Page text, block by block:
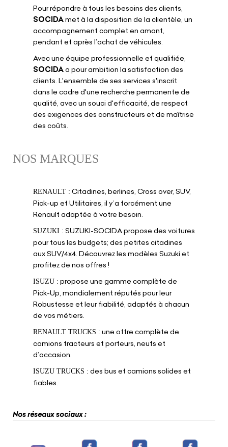
Pour répondre à tous les besoins des clients,
SOCIDAmet à la disposition de la clientèle, un
accompagnement complet en amont,
pendant et après l’achat de véhicules.
Avec une équipe professionnelle et qualifiée,
SOCIDAa pour ambition la satisfaction des
clients. L'ensemble de ses services s'inscrit
dans le cadre d'une recherche permanente de
qualité, avec un souci d'efficacité, de respect
des exigences des constructeurs et de maîtrise
des coûts.
NOS MARQUES
RENAULT : Citadines, berlines, Cross over, SUV,
Pick-up et Utilitaires, il y’a forcément une
Renault adaptée à votre besoin.
SUZUKI : SUZUKI-SOCIDA propose des voitures
pour tous les budgets; des petites citadines
aux SUV/4x4. Découvrez les modèles Suzuki et
profitez de nos offres !
ISUZU : propose une gamme complète de
Pick-Up, mondialement réputés pour leur
Robustesse et leur fiabilité, adaptés à chacun
de vos métiers.
RENAULT TRUCKS : une offre complète de
camions tracteurs et porteurs, neufs et
d’occasion.
ISUZU TRUCKS : des bus et camions solides et
fiables.
Nos réseaux sociaux :